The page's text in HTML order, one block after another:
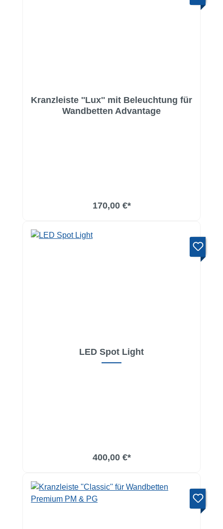
Kranzleiste ''Lux'' mit Beleuchtung für
Wandbetten Advantage
170,00 €*
LED Spot Light
400,00 €*
In den Warenkorb